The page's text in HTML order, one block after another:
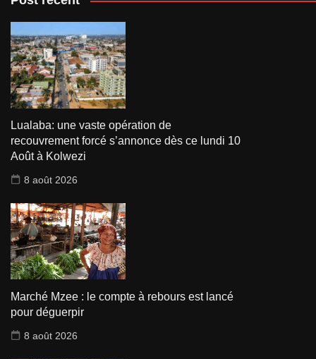
Lualaba: une vaste opération de
recouvrement forcé s’annonce dès ce lundi 10
Août à Kolwezi
8 août 2026
Marché Mzee : le compte à rebours est lancé
pour déguerpir
8 août 2026